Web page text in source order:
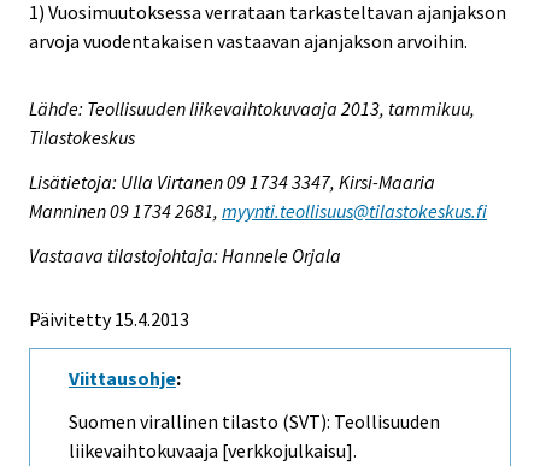
1) Vuosimuutoksessa verrataan tarkasteltavan ajanjakson
arvoja vuodentakaisen vastaavan ajanjakson arvoihin.
Lähde: Teollisuuden liikevaihtokuvaaja 2013, tammikuu,
Tilastokeskus
Lisätietoja: Ulla Virtanen 09 1734 3347, Kirsi-Maaria
Manninen 09 1734 2681, myynti.teollisuus@tilastokeskus.fi
Vastaava tilastojohtaja: Hannele Orjala
Päivitetty 15.4.2013
Viittausohje:
Suomen virallinen tilasto (SVT): Teollisuuden
liikevaihtokuvaaja [verkkojulkaisu].